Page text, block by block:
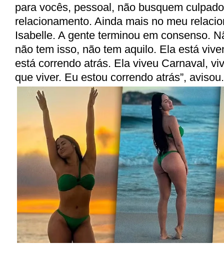
para vocês, pessoal, não busquem
relacionamento. Ainda mais no meu
Isabelle. A gente terminou em consenso.
não tem isso, não tem aquilo. Ela está
está correndo atrás. Ela viveu Carnaval,
que viver. Eu estou correndo atrás”, avisou.